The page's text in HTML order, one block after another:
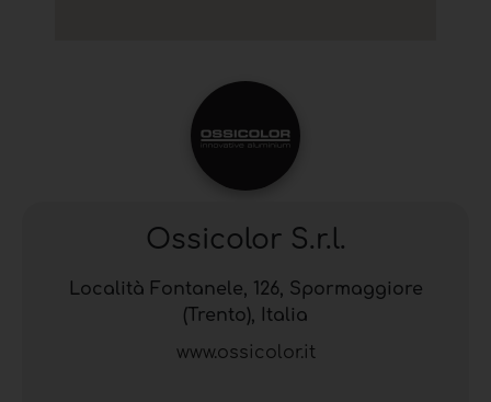
Ossicolor S.r.l.
Località Fontanele, 126, Spormaggiore
(Trento), Italia
www.ossicolor.it